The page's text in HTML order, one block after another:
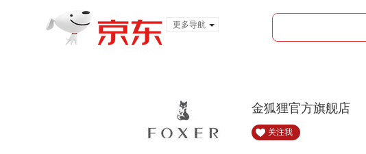
更多导航
金狐狸官方旗舰店
关注我